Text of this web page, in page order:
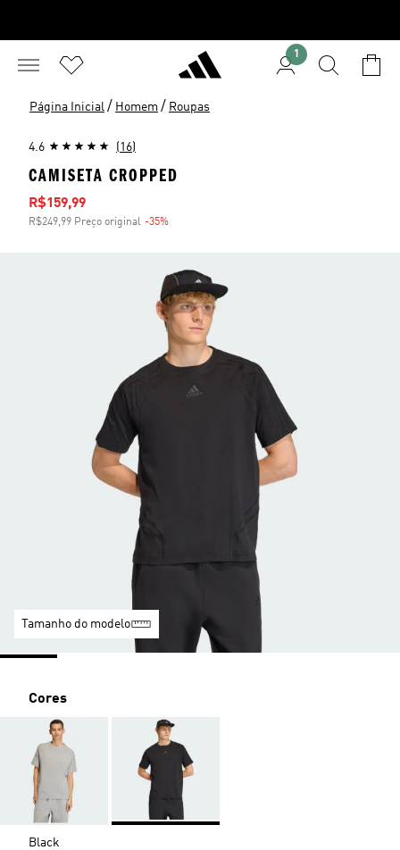
1
Página Inicial / Homem / Roupas
4.6 (16)
CAMISETA CROPPED
Preço com desconto
R$159,99
R$249,99 Preço original -35%
Tamanho do modelo
Cores
Black